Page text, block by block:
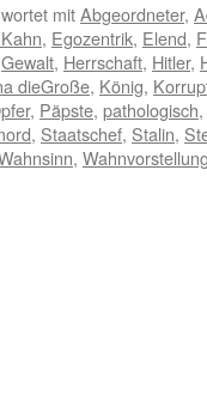
mitAbgeordneter,
, Egozentrik, Elend,
Gewalt, Herrschaft, Hitler,
dieGroße, König,
, Päpste, pathologisch,
, Staatschef, Stalin,
,